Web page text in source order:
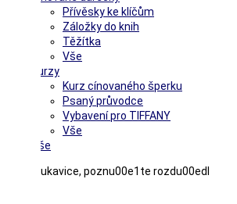
Přívěsky ke klíčům
Záložky do knih
Těžítka
Vše
Kurzy
Kurz cínovaného šperku
Psaný průvodce
Vybavení pro TIFFANY
Vše
Vše
Hestra rukavice, poznu00e1te rozdu00edl